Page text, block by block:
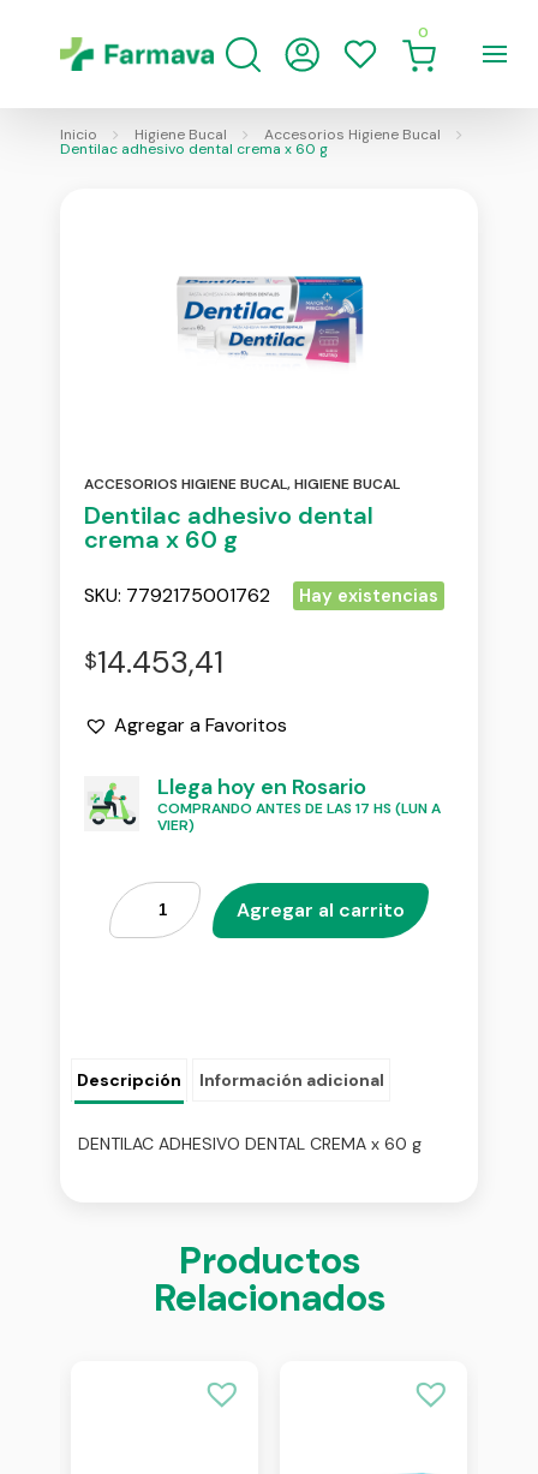
0
Inicio Higiene Bucal Accesorios Higiene Bucal
Dentilac adhesivo dental crema x 60 g
ACCESORIOS HIGIENE BUCAL,HIGIENE BUCAL
Dentilac adhesivo dental
crema x 60 g
SKU: 7792175001762 Hay existencias
$14.453,41
Agregar a Favoritos
Llega hoy en Rosario
COMPRANDO ANTES DE LAS 17 HS (LUN A
VIER)
Agregar al carrito
Descripción Información adicional
DENTILAC ADHESIVO DENTAL CREMA x 60 g
Productos
Relacionados